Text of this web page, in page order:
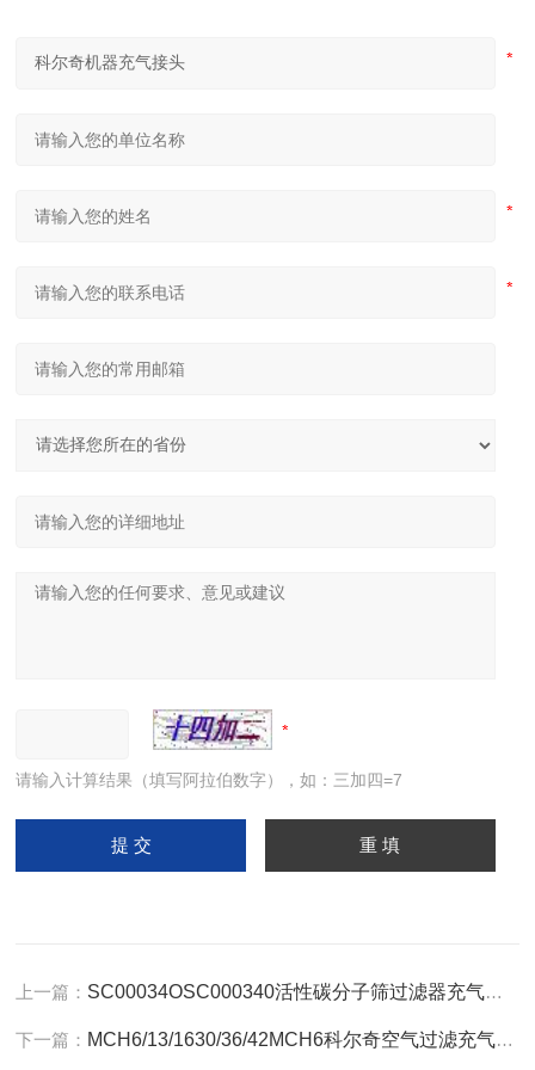
请输入计算结果（填写阿拉伯数字），如：三加四=7
上一篇： SC00034OSC000340活性碳分子筛过滤器充气泵保养
下一篇： MCH6/13/1630/36/42MCH6科尔奇空气过滤充气泵保养